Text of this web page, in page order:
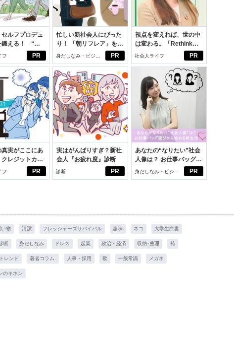
PR
セルフプロデュ
鍛える！ “ジ
断
フ PR
忙しい新社会人にぴった
り！ 「朝リフレア」をは
じめよう。しっかりニオ
イケアして24時間快適。
身だしなみ・ビジネ
スアイテム
PR
視点を変えれば、世の中
は変わる。「Rethink
PROJECT」がつたえた
社会人ライフ
PR
真実がここにあ
レジットカー
説
フ PR
実はがんばりすぎ？新社
会人『お疲れ度』診断
診断 PR
あなたの“なりたい”社会
人像は？ お仕事バッグ選
びから始める新生活
身だしなみ・ビジネ
スアイテム
い物 清潔 フレッシャーズサバイバル 趣味 ネコ 大学生白書
断 身だしなみ ドレス 起業 政治・経済 収納･整理 袴
レンド 著者コラム. 人事・採用 歌 一般常識 メガネ
のキホン